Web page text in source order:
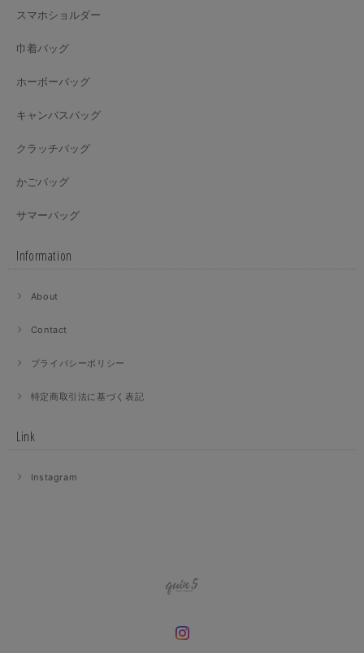
スマホショルダー
巾着バッグ
ホーボーバッグ
キャンバスバッグ
クラッチバッグ
かごバッグ
サマーバッグ
Information
About
Contact
プライバシーポリシー
特定商取引法に基づく表記
Link
Instagram